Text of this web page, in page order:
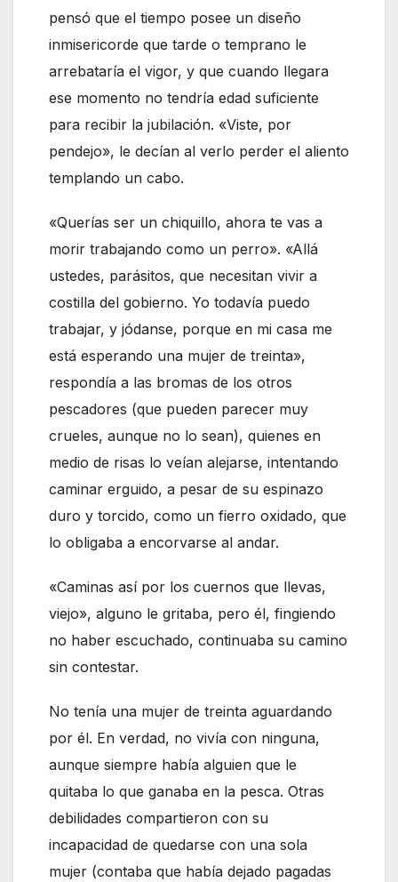
pensó que el tiempo posee un diseño
inmisericorde que tarde o temprano le
arrebataría el vigor, y que cuando llegara
ese momento no tendría edad suficiente
para recibir la jubilación. «Viste, por
pendejo», le decían al verlo perder el aliento
templando un cabo.
«Querías ser un chiquillo, ahora te vas a
morir trabajando como un perro». «Allá
ustedes, parásitos, que necesitan vivir a
costilla del gobierno. Yo todavía puedo
trabajar, y jódanse, porque en mi casa me
está esperando una mujer de treinta»,
respondía a las bromas de los otros
pescadores (que pueden parecer muy
crueles, aunque no lo sean), quienes en
medio de risas lo veían alejarse, intentando
caminar erguido, a pesar de su espinazo
duro y torcido, como un fierro oxidado, que
lo obligaba a encorvarse al andar.
«Caminas así por los cuernos que llevas,
viejo», alguno le gritaba, pero él, fingiendo
no haber escuchado, continuaba su camino
sin contestar.
No tenía una mujer de treinta aguardando
por él. En verdad, no vivía con ninguna,
aunque siempre había alguien que le
quitaba lo que ganaba en la pesca. Otras
debilidades compartieron con su
incapacidad de quedarse con una sola
mujer (contaba que había dejado pagadas